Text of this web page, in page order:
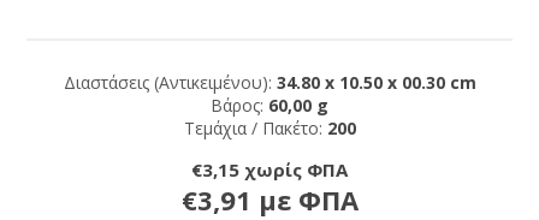
Διαστάσεις (Αντικειμένου): 34.80 x 10.50 x 00.30 cm
Βάρος: 60,00 g
Τεμάχια / Πακέτο: 200
€3,15 χωρίς ΦΠΑ
€3,91 με ΦΠΑ